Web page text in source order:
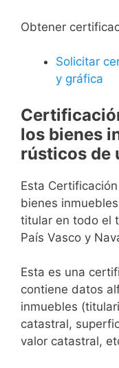
Obtener
Solicitar
y gráfica
los bienes
rústicos de
Esta
bienes
titular en todo el
País Vasco y
Esta es una
contiene datos
inmuebles
catastral,
valor catastral,